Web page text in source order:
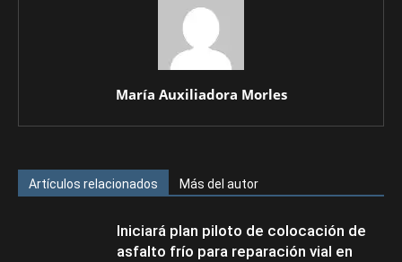
María Auxiliadora Morles
Artículos relacionados Más del autor
Iniciará plan piloto de colocación de
asfalto frío para reparación vial en